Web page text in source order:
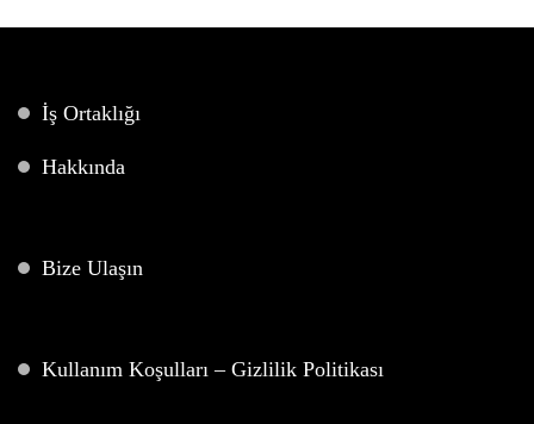
İş Ortaklığı
Hakkında
Bize Ulaşın
Kullanım Koşulları – Gizlilik Politikası